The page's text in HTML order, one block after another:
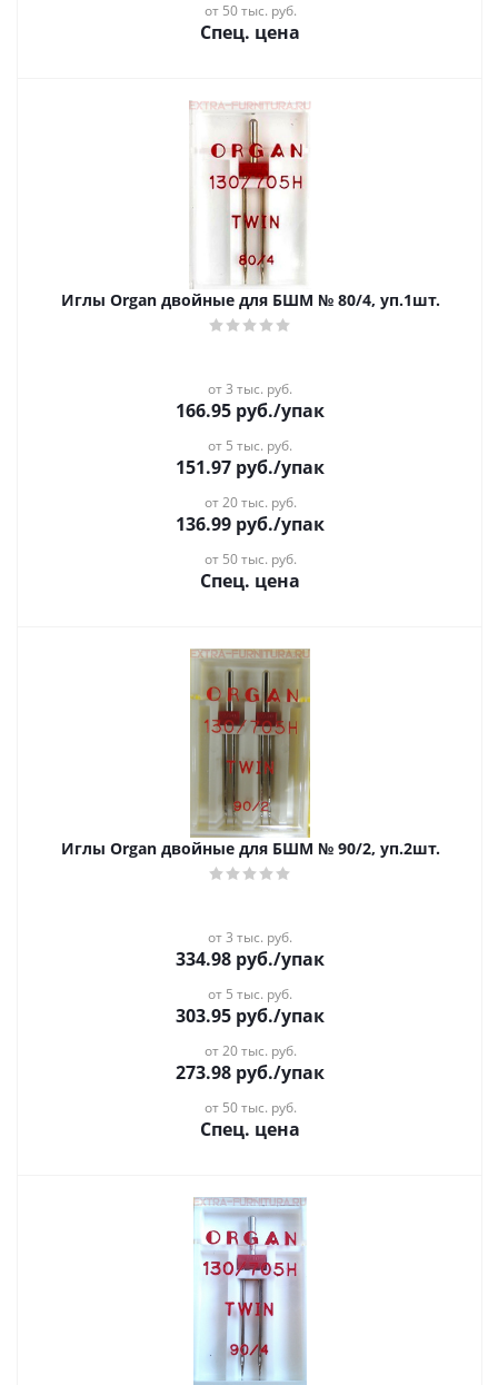
от 50 тыс. руб.
Спец. цена
Иглы Organ двойные для БШМ № 80/4, уп.1шт.
от 3 тыс. руб.
166.95 руб./упак
от 5 тыс. руб.
151.97 руб./упак
от 20 тыс. руб.
136.99 руб./упак
от 50 тыс. руб.
Спец. цена
Иглы Organ двойные для БШМ № 90/2, уп.2шт.
от 3 тыс. руб.
334.98 руб./упак
от 5 тыс. руб.
303.95 руб./упак
от 20 тыс. руб.
273.98 руб./упак
от 50 тыс. руб.
Спец. цена